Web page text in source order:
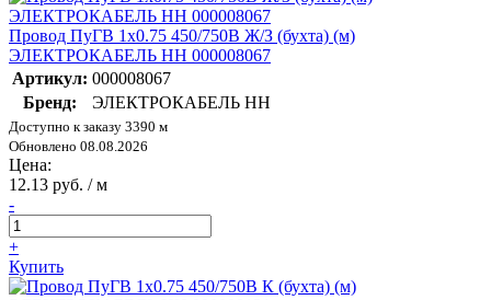
Провод ПуГВ 1х0.75 450/750В Ж/З (бухта) (м)
ЭЛЕКТРОКАБЕЛЬ НН 000008067
Артикул: 000008067
Бренд:
ЭЛЕКТРОКАБЕЛЬ НН
Доступно к заказу 3390 м
Обновлено 08.08.2026
Цена:
12.13 руб. / м
-
+
Купить